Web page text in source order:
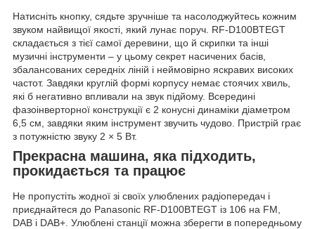
Натисніть кнопку, сядьте зручніше та насолоджуйтесь кожним
звуком найвищої якості, який лунає поруч. RF-D100BTEGT
складається з тієї самої деревини, що й скрипки та інші
музичні інструменти – у цьому секрет насичених басів,
збалансованих середніх ліній і неймовірно яскравих високих
частот. Завдяки круглій формі корпусу немає стоячих хвиль,
які б негативно впливали на звук підйому. Всередині
фазоінверторної конструкції є 2 конусні динаміки діаметром
6,5 см, завдяки яким інструмент звучить чудово. Пристрій грає
з потужністю звуку 2 × 5 Вт.
Прекрасна машина, яка підходить,
прокидається та працює
Не пропустіть жодної зі своїх улюблених радіопередач і
приєднайтеся до Panasonic RF-D100BTEGT із 106 на FM,
DAB і DAB+. Улюблені станції можна зберегти в попередньому